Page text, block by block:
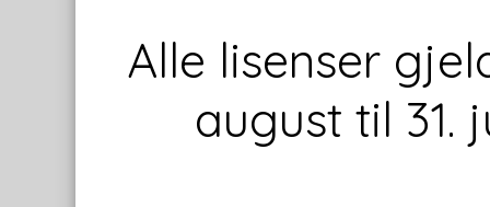
Alle lisenser
august til 31.